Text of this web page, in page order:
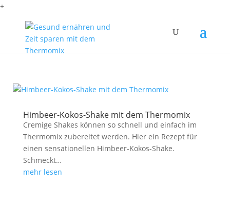
+
Himbeer-Kokos-Shake mit dem Thermomix
Cremige Shakes können so schnell und einfach im
Thermomix zubereitet werden. Hier ein Rezept für
einen sensationellen Himbeer-Kokos-Shake.
Schmeckt…
mehr lesen